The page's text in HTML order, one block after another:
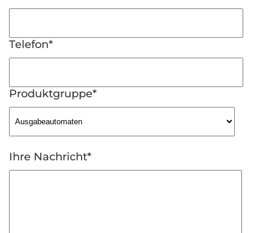
Telefon*
Produktgruppe*
Bitte lasse dieses Feld leer.
Ihre Nachricht*